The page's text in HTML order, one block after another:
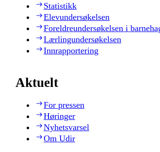
Statistikk
Elevundersøkelsen
Foreldreundersøkelsen i
Lærlingundersøkelsen
Innrapportering
Aktuelt
For pressen
Høringer
Nyhetsvarsel
Om Udir